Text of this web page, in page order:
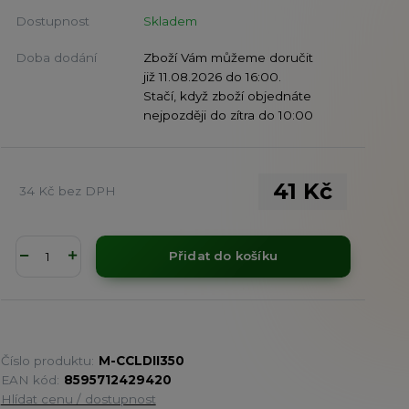
Dostupnost Skladem
Doba dodání
Zboží Vám můžeme doručit
již 11.08.2026 do 16:00.
Stačí, když zboží objednáte
nejpozději do zítra do 10:00
41 Kč
34 Kč bez DPH
Přidat do košíku
Číslo produktu: M-CCLDII350
EAN kód: 8595712429420
Hlídat cenu / dostupnost